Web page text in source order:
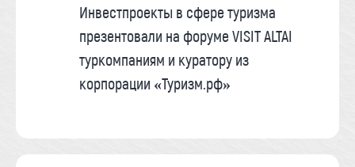
Инвестпроекты в сфере туризма
презентовали на форуме VISIT ALTAI
туркомпаниям и куратору из
корпорации «Туризм.рф»